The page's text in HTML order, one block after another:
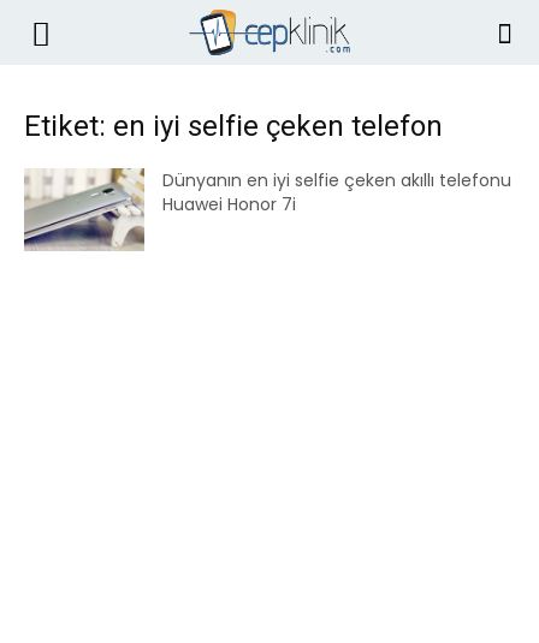
Etiket: en iyi selfie çeken telefon
Dünyanın en iyi selfie çeken akıllı telefonu
Huawei Honor 7i